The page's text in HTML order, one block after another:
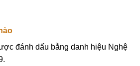
đánh dấu bằng danh hiệu Nghệ